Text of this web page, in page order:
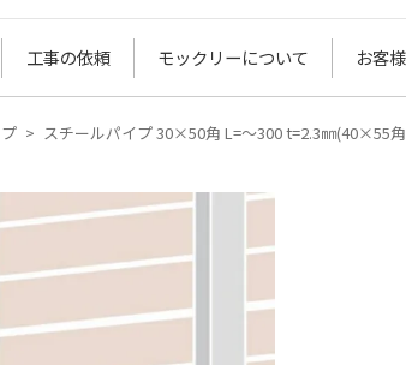
工事の依頼 モックリーについて お客
スチールパイプ 30×50角 L=～300 t=2.3㎜(40×55